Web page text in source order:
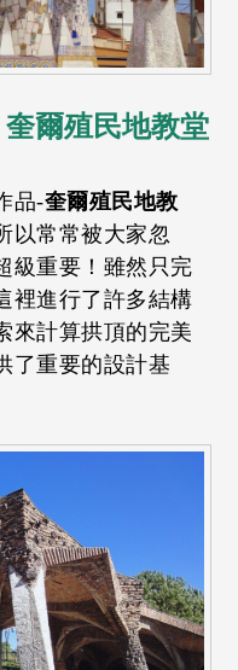
奎爾殖民地教堂
品-奎爾殖民地教
以常常被大家忽
級重要！雖然只完
裡進行了許多結構
來計算拱頂的完美
了重要的設計基